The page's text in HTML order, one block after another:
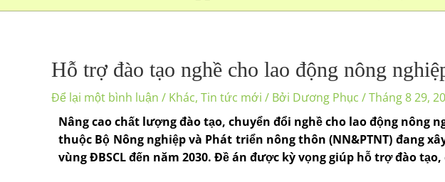
Hỗ trợ đào tạo nghề cho lao động nông
Để lại một bình luận / Khác, Tin tức mới / Bởi Dương Phục /Tháng 8 29,
Nâng cao chất lượng đào tạo, chuyển đổi nghề cho lao động nông
thuộc Bộ Nông nghiệp và Phát triển nông thôn (NN&PTNT) đang
vùng ÐBSCL đến năm 2030. Ðề án được kỳ vọng giúp hỗ trợ đào